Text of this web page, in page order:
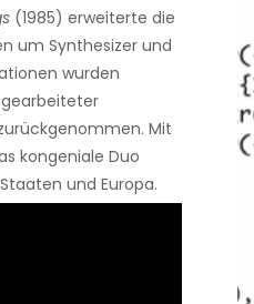
(1985) erweiterte die
um Synthesizer und
wurden
Mit
kongeniale Duo
und Europa.